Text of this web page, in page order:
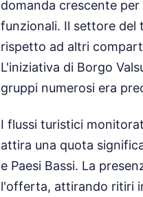
domanda crescente
funzionali. Il settore del
rispetto ad altri
L'iniziativa di Borgo
gruppi numerosi era
I flussi turistici
attira una quota
e Paesi Bassi. La
l'offerta, attirando ritiri